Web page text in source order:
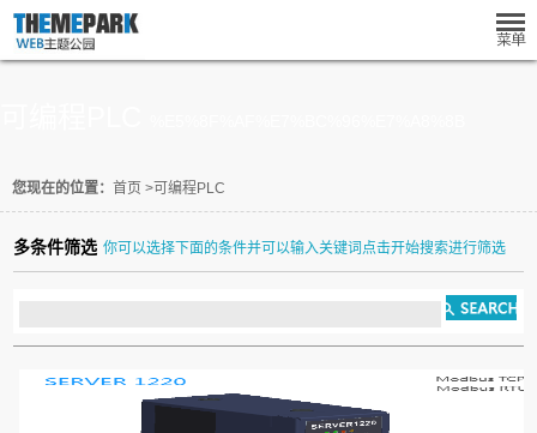
您现在的位置： 首页 >可编程PLC
多条件筛选 你可以选择下面的条件并可以输入关键词点击开始搜索进行筛选